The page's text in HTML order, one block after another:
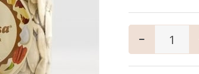
Keçi
Manda
Kaymaklı
Jersey Yoğurt
Salam
Vegan Ürünler
Anne & Çocuk
Ev Yemekleri
ve Jeli